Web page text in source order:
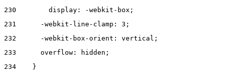
230
        display: -webkit-box;
231
      -webkit-line-clamp: 3;
232
      -webkit-box-orient: vertical;
233
      overflow: hidden;
234
    }